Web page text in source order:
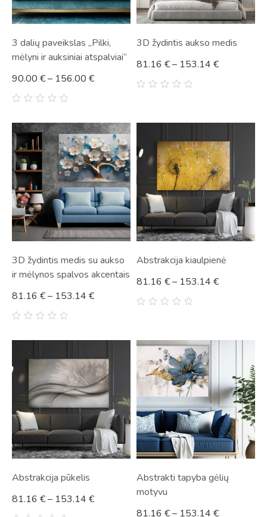
3 dalių paveikslas „Pilki,
mėlyni ir auksiniai atspalviai”
of
5
90.00 €– 156.00 €
3D žydintis aukso medis
5
81.16 €– 153.14 €
3D žydintis medis su aukso
ir mėlynos spalvos akcentais
81.16 €– 153.14 €
Abstrakcija kiaulpienė
5
81.16 €– 153.14 €
Abstrakcija pūkelis
81.16 €– 153.14 €
Abstrakti tapyba gėlių
motyvu
81.16 €– 153.14 €